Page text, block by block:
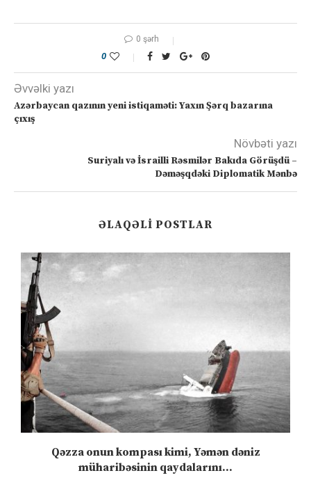
0 şərh
0
Əvvəlki yazı
Azərbaycan qazının yeni istiqaməti: Yaxın Şərq bazarına
çıxış
Növbəti yazı
Suriyalı və İsrailli Rəsmilər Bakıda Görüşdü –
Dəməşqdəki Diplomatik Mənbə
ƏLAQƏLI POSTLAR
Qəzza onun kompası kimi, Yəmən dəniz
müharibəsinin qaydalarını...